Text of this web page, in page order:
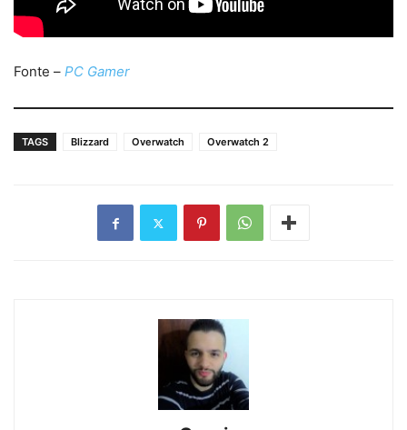
Fonte – PC Gamer
TAGS Blizzard Overwatch Overwatch 2